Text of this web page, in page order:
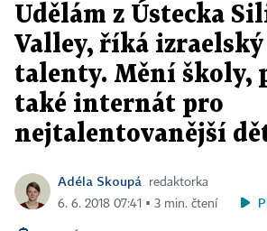
Udělám z Ústecka
Valley, říká
talenty. Mění školy,
také internát pro
nejtalentovanější
Adéla Skoupá
redaktorka
6. 6. 2018 07:41 ▪ 3 min. čtení